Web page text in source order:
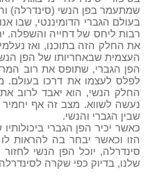
שמתעמר בפן הנשי (סינדרלה)
בעולם הגברי הדומיננטי, שבו
רבות ליחס של דחייה והשפלה.
את החלק הזה בתוכנו, ואז
העצמית שבאחריותו של הפן
הפן הגברי, שתופס את רוב
לפלס לעצמו את דרכו בעולם.
החלק הנשי, הוא יאבד לרוב
נעשה לשווא. מצב זה אף
שבין הגברי והנשי.
כאשר יכיר הפן הגברי
הזו וכאשר יבחר בה להראות
סינדרלה, יוכל הפן הנשי
שלנו, בדיוק כפי שקרה